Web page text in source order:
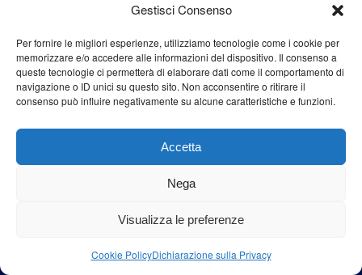
Gestisci Consenso
Per fornire le migliori esperienze, utilizziamo tecnologie come i cookie per
memorizzare e/o accedere alle informazioni del dispositivo. Il consenso a
queste tecnologie ci permetterà di elaborare dati come il comportamento di
navigazione o ID unici su questo sito. Non acconsentire o ritirare il
consenso può influire negativamente su alcune caratteristiche e funzioni.
Accetta
Nega
Visualizza le preferenze
Cookie PolicyDichiarazione sulla Privacy
deautomatisation in the lyrics of Joaquín Sabina’s songs
Cerca
Cerca
Proudly powered by WordPress